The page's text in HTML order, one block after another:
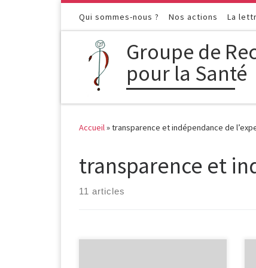
Passer au contenuQui sommes-nous ? Nos actions La
Groupe de
pour la Santé
Accueil»transparence et indépendance de
transparence et
11 articles